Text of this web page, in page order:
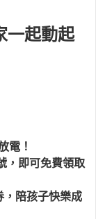
一起動起
電！
，即可免費領取
，陪孩子快樂成